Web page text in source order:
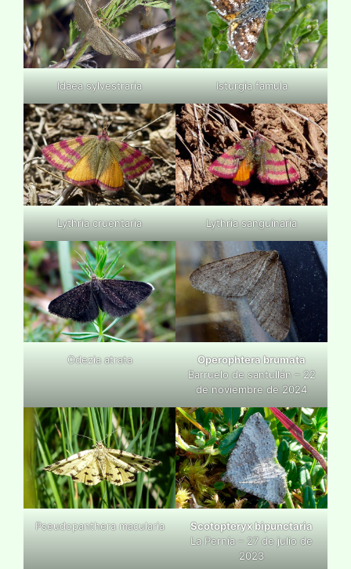
Idaea sylvestraria Isturgia famula
Lythria cruentaria Lythria sanguinaria
Odezia atrata
Operophtera brumata
Barruelo de santullán – 22
de noviembre de 2024
Pseudopanthera macularia
Scotopteryx bipunctaria
La Pernía – 27 de julio de
2023